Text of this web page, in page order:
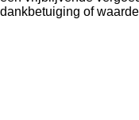
dankbetuiging of